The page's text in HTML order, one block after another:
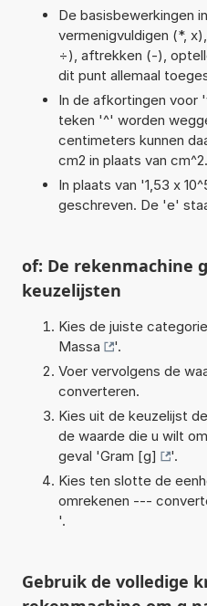
De basisbewerkingen
vermenigvuldigen (*,
÷), aftrekken (-),
dit punt allemaal
In de afkortingen voor
teken '^' worden
centimeters kunnen
cm2 in plaats van cm^2.
In plaats van '1,53 x
geschreven. De 'e'
of: De rekenmachine
keuzelijsten
Kies de juiste
Massa
'.
Voer vervolgens de
converteren.
Kies uit de keuzelijst
de waarde die u wilt
geval 'Gram [g]
'.
Kies ten slotte de
omrekenen ---
'.
Gebruik de volledige